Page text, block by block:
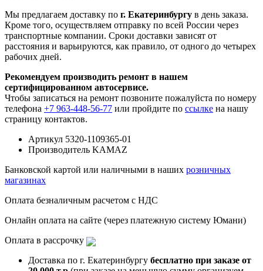
Мы предлагаем доставку по г. Екатеринбургу в день заказа.
Кроме того, осуществляем отправку по всей России через
транспортные компании. Сроки доставки зависят от
расстояния и варьируются, как правило, от одного до четырех
рабочих дней.
Рекомендуем производить ремонт в нашем
сертифицированном автосервисе.
Чтобы записаться на ремонт позвоните пожалуйста по номеру
телефона +7 963-448-56-77 или пройдите по ссылке на нашу
страницу контактов.
Артикул 5320-1109365-01
Производитель KAMAZ
Банковской картой или наличными в наших розничных
магазинах
Оплата безналичным расчетом с НДС
Онлайн оплата на сайте (через платежную систему Юмани)
Оплата в рассрочку
Доставка по г. Екатеринбургу бесплатно при заказе от